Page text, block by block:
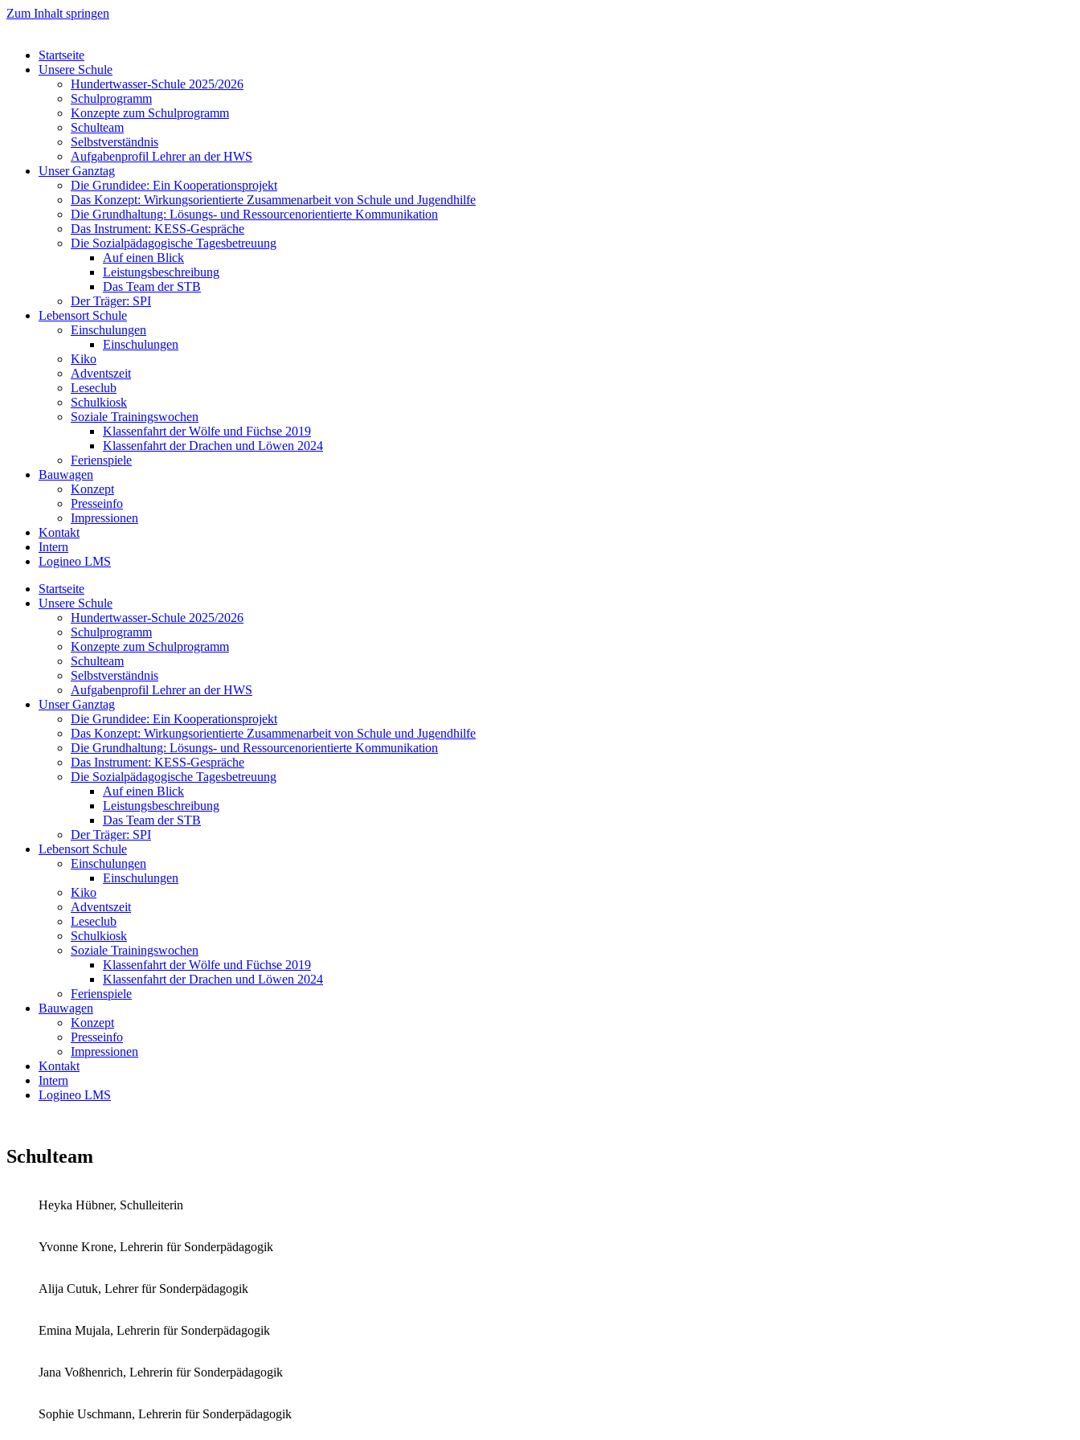
Zum Inhalt springen
Startseite
Unsere Schule
Hundertwasser-Schule 2025/2026
Schulprogramm
Konzepte zum Schulprogramm
Schulteam
Selbst­ver­ständ­nis
Aufgabenprofil Lehrer an der HWS
Unser Ganztag
Die Grundidee: Ein Kooperationsprojekt
Das Konzept: Wirkungsorientierte Zusammenarbeit von Schule und Jugendhilfe
Die Grundhaltung: Lösungs- und Ressourcenorientierte Kommunikation
Das Instrument: KESS-Gespräche
Die Sozialpädagogische Tagesbetreuung
Auf einen Blick
Leistungsbeschreibung
Das Team der STB
Der Träger: SPI
Lebensort Schule
Einschulungen
Einschulungen
Kiko
Adventszeit
Leseclub
Schulkiosk
Soziale Trainingswochen
Klassenfahrt der Wölfe und Füchse 2019
Klassenfahrt der Drachen und Löwen 2024
Ferienspiele
Bauwagen
Konzept
Presseinfo
Impressionen
Kontakt
Intern
Logineo LMS
Startseite
Unsere Schule
Hundertwasser-Schule 2025/2026
Schulprogramm
Konzepte zum Schulprogramm
Schulteam
Selbst­ver­ständ­nis
Aufgabenprofil Lehrer an der HWS
Unser Ganztag
Die Grundidee: Ein Kooperationsprojekt
Das Konzept: Wirkungsorientierte Zusammenarbeit von Schule und Jugendhilfe
Die Grundhaltung: Lösungs- und Ressourcenorientierte Kommunikation
Das Instrument: KESS-Gespräche
Die Sozialpädagogische Tagesbetreuung
Auf einen Blick
Leistungsbeschreibung
Das Team der STB
Der Träger: SPI
Lebensort Schule
Einschulungen
Einschulungen
Kiko
Adventszeit
Leseclub
Schulkiosk
Soziale Trainingswochen
Klassenfahrt der Wölfe und Füchse 2019
Klassenfahrt der Drachen und Löwen 2024
Ferienspiele
Bauwagen
Konzept
Presseinfo
Impressionen
Kontakt
Intern
Logineo LMS
Schulteam
Heyka Hübner, Schulleiterin
Yvonne Krone, Lehrerin für Sonderpädagogik
Alija Cutuk, Lehrer für Sonderpädagogik
Emina Mujala, Lehrerin für Sonderpädagogik
Jana Voßhenrich, Lehrerin für Sonderpädagogik
Sophie Uschmann, Lehrerin für Sonderpädagogik